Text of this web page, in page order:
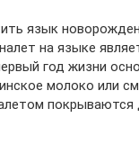
язык
на языке
год жизни
молоко или
покрываются